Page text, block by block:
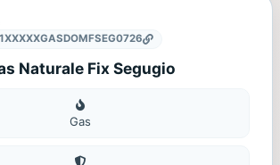
Naturale Fix Segugio
Gas
Gas